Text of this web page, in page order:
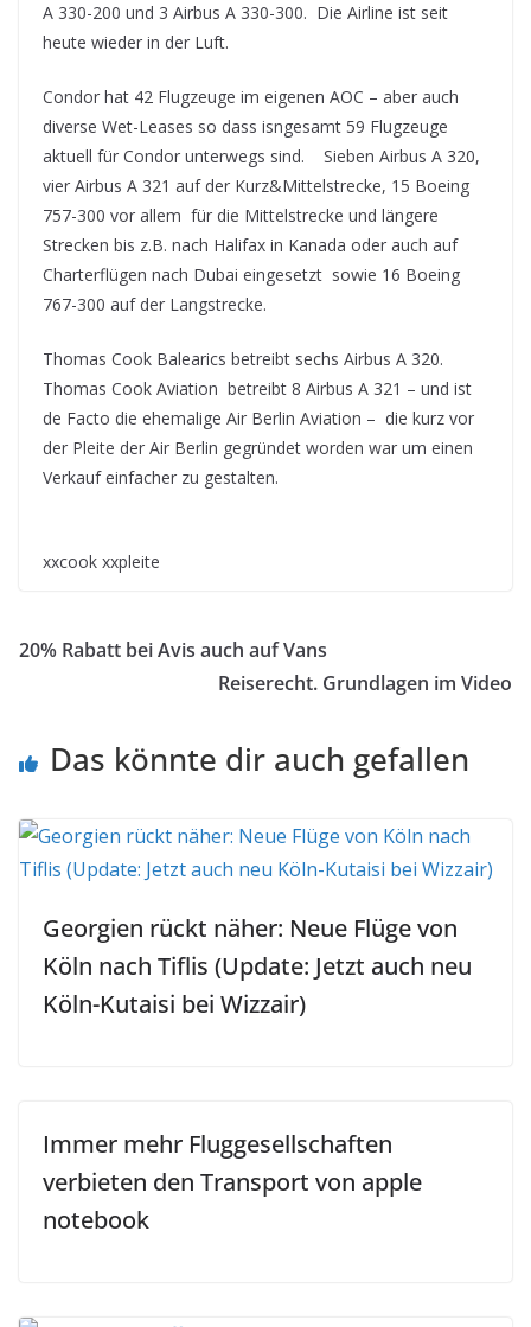
A 330-200 und 3 Airbus A 330-300. Die Airline ist seit
heute wieder in der Luft.
Condor hat 42 Flugzeuge im eigenen AOC – aber auch
diverse Wet-Leases so dass isngesamt 59 Flugzeuge
aktuell für Condor unterwegs sind. Sieben Airbus A 320,
vier Airbus A 321 auf der Kurz&Mittelstrecke, 15 Boeing
757-300 vor allem für die Mittelstrecke und längere
Strecken bis z.B. nach Halifax in Kanada oder auch auf
Charterflügen nach Dubai eingesetzt sowie 16 Boeing
767-300 auf der Langstrecke.
Thomas Cook Balearics betreibt sechs Airbus A 320.
Thomas Cook Aviation betreibt 8 Airbus A 321 – und ist
de Facto die ehemalige Air Berlin Aviation – die kurz vor
der Pleite der Air Berlin gegründet worden war um einen
Verkauf einfacher zu gestalten.
xxcook xxpleite
20% Rabatt bei Avis auch auf Vans
Reiserecht. Grundlagen im Video
Das könnte dir auch gefallen
Georgien rückt näher: Neue Flüge von
Köln nach Tiflis (Update: Jetzt auch neu
Köln-Kutaisi bei Wizzair)
Immer mehr Fluggesellschaften
verbieten den Transport von apple
notebook